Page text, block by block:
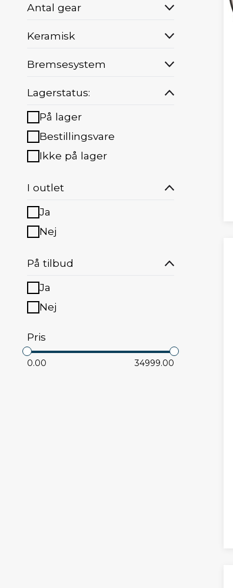
Antal gear
Keramisk
Bremsesystem
Lagerstatus:
På lager
Bestillingsvare
Ikke på lager
I outlet
Ja
Nej
På tilbud
Ja
Nej
Pris
0.00 34999.00